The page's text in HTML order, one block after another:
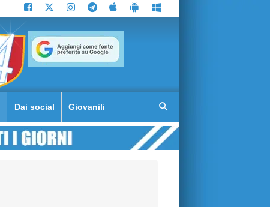
Dai social Giovanili